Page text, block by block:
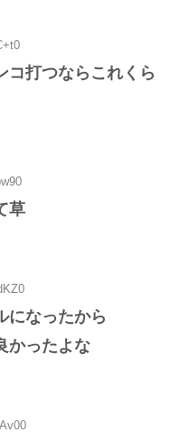
コ打つならこれくら
草
になったから
かったよな